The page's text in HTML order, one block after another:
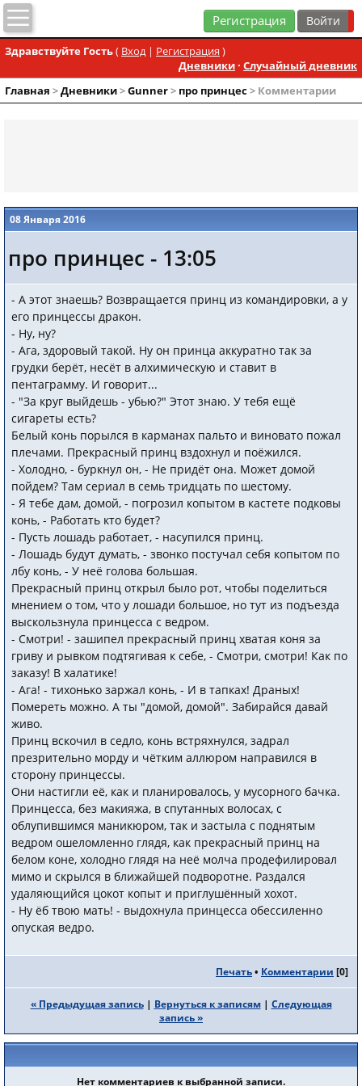
Регистрация
Здравствуйте Гость( Вход| Регистрация )
Дневники· Случайный дневник
Главная >Дневники>Gunner> про принцес> Комментарии
08 Января 2016
про принцес - 13:05
- А этот знаешь? Возвращается принц из командировки, а у
его принцессы дракон.
- Ну, ну?
- Ага, здоровый такой. Ну он принца аккуратно так за
грудки берёт, несёт в алхимическую и ставит в
пентаграмму. И говорит...
- "За круг выйдешь - убью?" Этот знаю. У тебя ещё
сигареты есть?
Белый конь порылся в карманах пальто и виновато пожал
плечами. Прекрасный принц вздохнул и поёжился.
- Холодно, - буркнул он, - Не придёт она. Может домой
пойдем? Там сериал в семь тридцать по шестому.
- Я тебе дам, домой, - погрозил копытом в кастете подковы
конь, - Работать кто будет?
- Пусть лошадь работает, - насупился принц.
- Лошадь будут думать, - звонко постучал себя копытом по
лбу конь, - У неё голова большая.
Прекрасный принц открыл было рот, чтобы поделиться
мнением о том, что у лошади большое, но тут из подъезда
выскользнула принцесса с ведром.
- Смотри! - зашипел прекрасный принц хватая коня за
гриву и рывком подтягивая к себе, - Смотри, смотри! Как по
заказу! В халатике!
- Ага! - тихонько заржал конь, - И в тапках! Драных!
Помереть можно. А ты "домой, домой". Забирайся давай
живо.
Принц вскочил в седло, конь встряхнулся, задрал
презрительно морду и чётким аллюром направился в
сторону принцессы.
Они настигли её, как и планировалось, у мусорного бачка.
Принцесса, без макияжа, в спутанных волосах, с
облупившимся маникюром, так и застыла с поднятым
ведром ошеломленно глядя, как прекрасный принц на
белом коне, холодно глядя на неё молча продефилировал
мимо и скрылся в ближайшей подворотне. Раздался
удаляющийся цокот копыт и приглушённый хохот.
- Ну ёб твою мать! - выдохнула принцесса обессиленно
опуская ведро.
Печать• Комментарии [0]
« Предыдущая запись| Вернуться к записям| Следующая
запись »
Нет комментариев к выбранной записи.